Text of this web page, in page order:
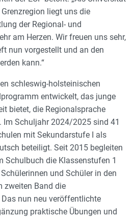
liegt uns die
der Regional- und
am Herzen. Wir freuen uns sehr,
nun vorgestellt und an den
kann.“
schleswig-holsteinischen
entwickelt, das junge
bietet, die Regionalsprache
Im Schuljahr 2024/2025 sind 41
mit Sekundarstufe I als
beteiligt. Seit 2015 begleiten
Schulbuch die Klassenstufen 1
und Schüler in den
zweiten Band die
nun neu veröffentlichte
praktische Übungen und